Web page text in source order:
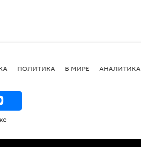
ПОЛИТИКА В МИРЕ АНАЛИТИКА